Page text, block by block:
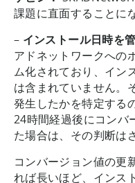
課題に直面することに
– インストール日時を
アドネットワークへの
ム化されており、イン
は含まれていません。
発生したかを特定する
24時間経過後にコンバ
た場合は、その判断は
コンバージョン値の更
れば長いほど、インス